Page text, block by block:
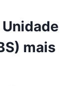
mais